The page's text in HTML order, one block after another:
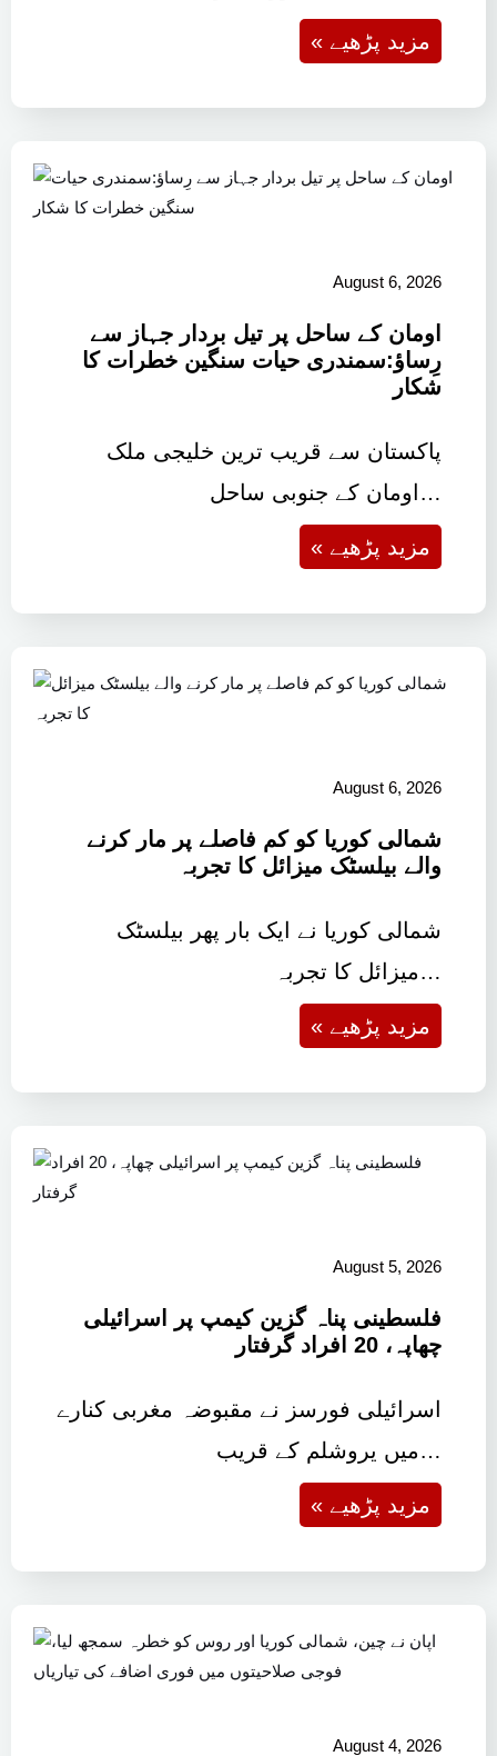
« مزید پڑھیے
August 6, 2026
اومان کے ساحل پر تیل بردار جہاز سے
رِساؤ:سمندری حیات سنگین خطرات کا
شکار
پاکستان سے قریب ترین خلیجی ملک
اومان کے جنوبی ساحل…
« مزید پڑھیے
August 6, 2026
شمالی کوریا کو کم فاصلے پر مار کرنے
والے بیلسٹک میزائل کا تجربہ
شمالی کوریا نے ایک بار پھر بیلسٹک
میزائل کا تجربہ…
« مزید پڑھیے
August 5, 2026
فلسطینی پناہ گزین کیمپ پر اسرائیلی
چھاپہ، 20 افراد گرفتار
اسرائیلی فورسز نے مقبوضہ مغربی کنارے
میں یروشلم کے قریب…
« مزید پڑھیے
August 4, 2026